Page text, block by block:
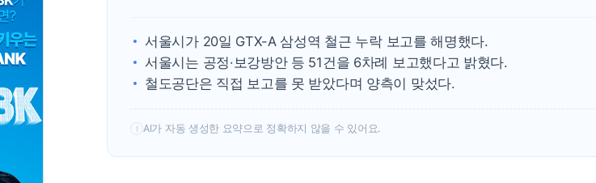
롯
합
교
서울시가 20일 GTX-A 삼성역 철근 누락 보고를 해명했다.
서울시는 공정·보강방안 등 51건을 6차례 보고했다고 밝혔다.
철도공단은 직접 보고를 못 받았다며 양측이 맞섰다.
! AI가 자동 생성한 요약으로 정확하지 않을 수 있어요.